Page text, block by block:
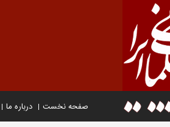
صفحه نخست درباره ما